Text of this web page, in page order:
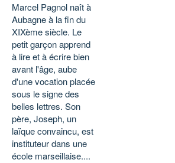
Marcel Pagnol naît à
Aubagne à la fin du
XIXème siècle. Le
petit garçon apprend
à lire et à écrire bien
avant l'âge, aube
d'une vocation placée
sous le signe des
belles lettres. Son
père, Joseph, un
laïque convaincu, est
instituteur dans une
école marseillaise....